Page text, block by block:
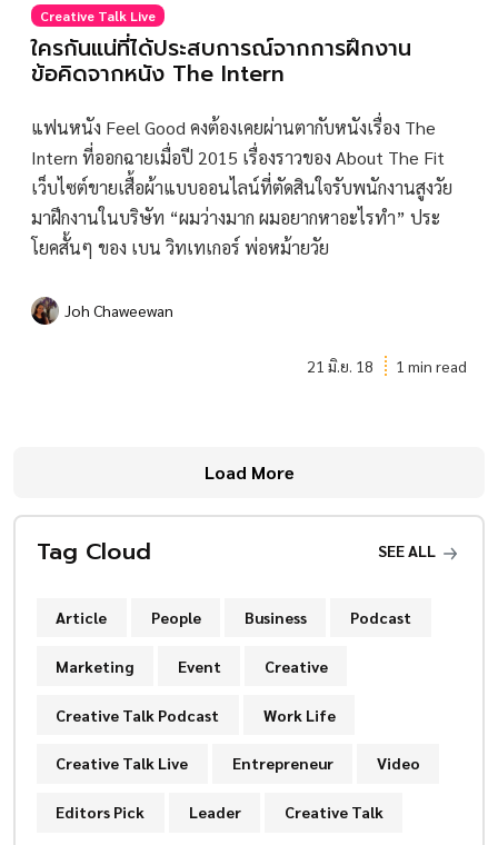
Creative Talk Live
ใครกันแน่ที่ได้ประสบการณ์จากการฝึกงาน
ข้อคิดจากหนัง The Intern
แฟนหนัง Feel Good คงต้องเคยผ่านตากับหนังเรื่อง The
Intern ที่ออกฉายเมื่อปี 2015 เรื่องราวของ About The Fit
เว็บไซต์ขายเสื้อผ้าแบบออนไลน์ที่ตัดสินใจรับพนักงานสูงวัย
มาฝึกงานในบริษัท “ผมว่างมาก ผมอยากหาอะไรทำ” ประ
โยคสั้นๆ ของ เบน วิทเทเกอร์ พ่อหม้ายวัย
Joh Chaweewan
21 มิ.ย. 18 1 min read
Load More
Tag Cloud SEE ALL
Article People Business Podcast
Marketing Event Creative
Creative Talk Podcast Work Life
Creative Talk Live Entrepreneur Video
Editors Pick Leader Creative Talk